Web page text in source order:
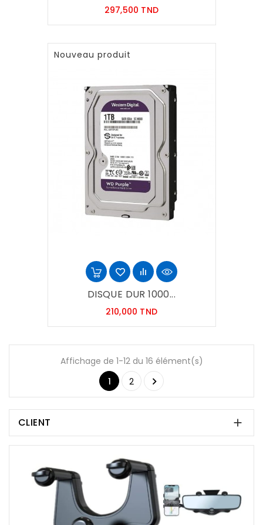
297,500 TNDPrix
Nouveau produit
DISQUE DUR 1000...
210,000 TNDPrix
Affichage de 1-12 du 16 élément(s)
1
2 
CLIENT 